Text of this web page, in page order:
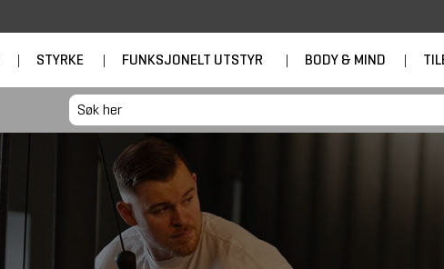
| STYRKE | FUNKSJONELT UTSTYR | BODY & MIND |